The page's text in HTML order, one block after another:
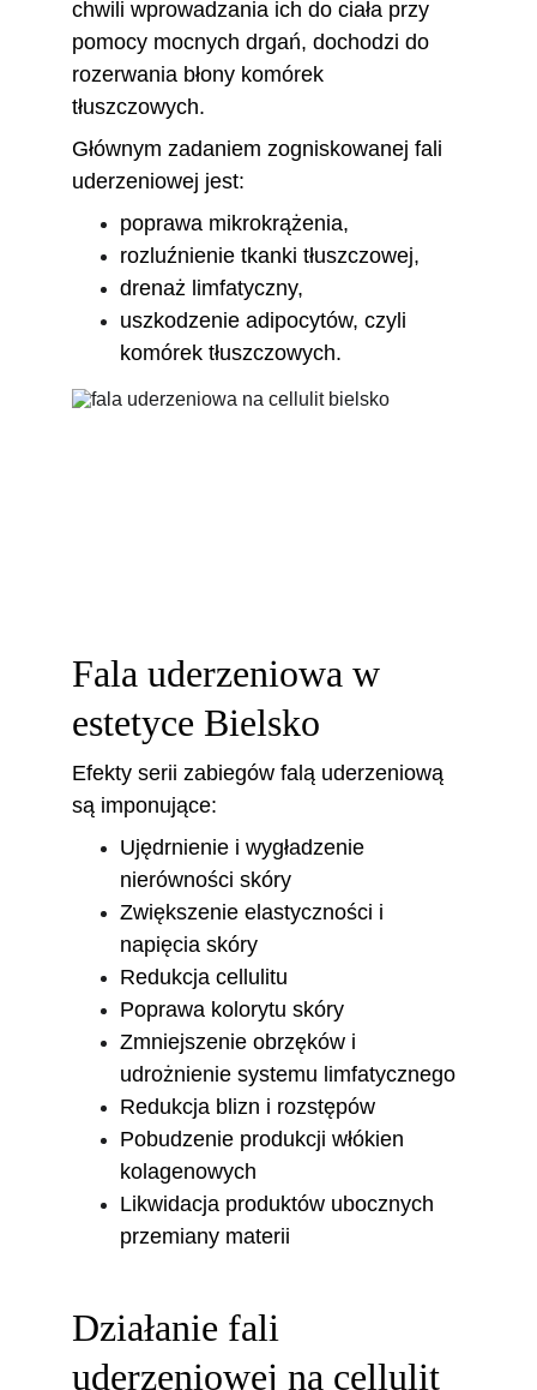
chwili wprowadzania ich do ciała przy
pomocy mocnych drgań, dochodzi do
rozerwania błony komórek
tłuszczowych.
Głównym zadaniem zogniskowanej fali
uderzeniowej jest:
poprawa mikrokrążenia,
rozluźnienie tkanki tłuszczowej,
drenaż limfatyczny,
uszkodzenie adipocytów, czyli
komórek tłuszczowych.
Fala uderzeniowa w
estetyce Bielsko
Efekty serii zabiegów falą uderzeniową
są imponujące:
Ujędrnienie i wygładzenie
nierówności skóry
Zwiększenie elastyczności i
napięcia skóry
Redukcja cellulitu
Poprawa kolorytu skóry
Zmniejszenie obrzęków i
udrożnienie systemu limfatycznego
Redukcja blizn i rozstępów
Pobudzenie produkcji włókien
kolagenowych
Likwidacja produktów ubocznych
przemiany materii
Działanie fali
uderzeniowej na cellulit